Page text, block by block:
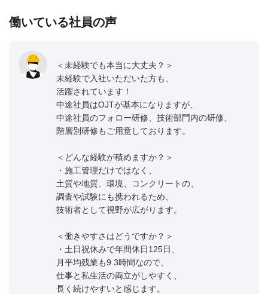
働いている社員の声
＜未経験でも本当に大丈夫？＞
未経験で入社いただいた方も、
活躍されています！
中途社員はOJTが基本になりますが、
中途社員のフォロー研修、技術部門内の研修、
階層別研修もご用意しております。
＜どんな経験が積めますか？＞
・施工管理だけではなく、
土質や地質、環境、コンクリートの、
調査や試験にも携われるため、
技術者として視野が広がります。
＜働きやすさはどうですか？＞
・土日祝休みで年間休日125日、
月平均残業も9.3時間なので、
仕事と私生活の両立がしやすく、
長く続けやすいと感じます。